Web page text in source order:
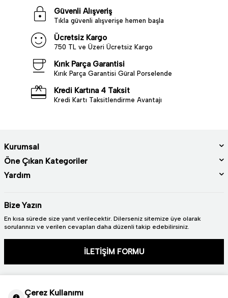
Güvenli Alışveriş
Tıkla güvenli alışverişe hemen başla
Ücretsiz Kargo
750 TL ve Üzeri Ücretsiz Kargo
Kırık Parça Garantisi
Kırık Parça Garantisi Güral Porselende
Kredi Kartına 4 Taksit
Kredi Kartı Taksitlendirme Avantajı
Kurumsal
Öne Çıkan Kategoriler
Yardım
Bize Yazın
En kısa sürede size yanıt verilecektir. Dilerseniz sitemize üye olarak
sorularınızı ve verilen cevapları daha düzenli takip edebilirsiniz.
İLETİŞİM FORMU
Çerez Kullanımı